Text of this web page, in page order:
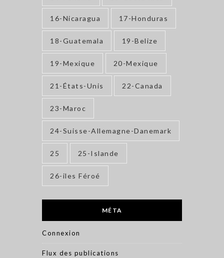
16-Nicaragua 17-Honduras
18-Guatemala 19-Belize
19-Mexique 20-Mexique
21-États-Unis 22-Canada
23-Maroc
24-Suisse-Allemagne-Danemark
25 25-Islande
26-iles Féroé
MÉTA
Connexion
Flux des publications